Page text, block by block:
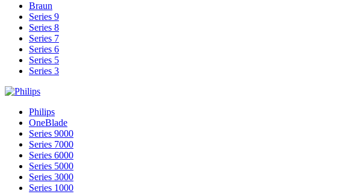
Braun
Series 9
Series 8
Series 7
Series 6
Series 5
Series 3
Philips
OneBlade
Series 9000
Series 7000
Series 6000
Series 5000
Series 3000
Series 1000